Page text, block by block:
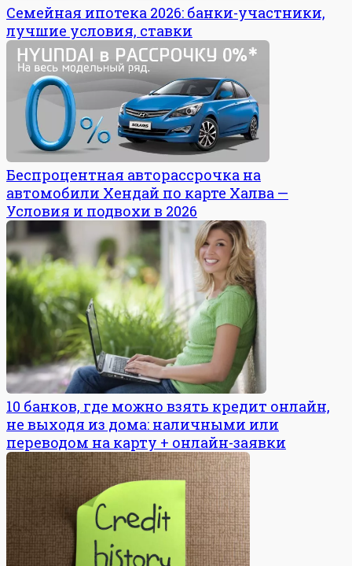
Семейная ипотека 2026: банки-участники,
лучшие условия, ставки
Беспроцентная авторассрочка на
автомобили Хендай по карте Халва —
Условия и подвохи в 2026
10 банков, где можно взять кредит онлайн,
не выходя из дома: наличными или
переводом на карту + онлайн-заявки